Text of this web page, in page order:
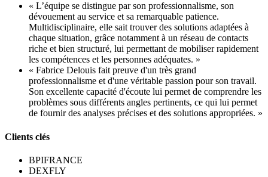
« L’équipe se distingue par son professionnalisme, son
dévouement au service et sa remarquable patience.
Multidisciplinaire, elle sait trouver des solutions adaptées à
chaque situation, grâce notamment à un réseau de contacts
riche et bien structuré, lui permettant de mobiliser rapidement
les compétences et les personnes adéquates. »
« Fabrice Delouis fait preuve d'un très grand
professionnalisme et d'une véritable passion pour son travail.
Son excellente capacité d'écoute lui permet de comprendre les
problèmes sous différents angles pertinents, ce qui lui permet
de fournir des analyses précises et des solutions appropriées. »
Clients clés
BPIFRANCE
DEXFLY